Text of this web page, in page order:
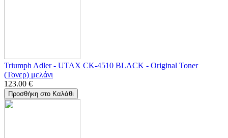
Triumph Adler - UTAX CK-4510 BLACK - Original Toner
(Τονερ) μελάνι
123.00 €
Προσθήκη στο Καλάθι